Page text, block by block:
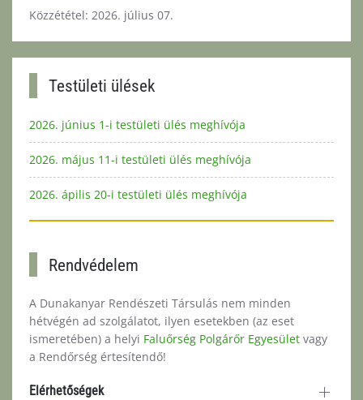
Közzététel: 2026. július 07.
Testületi ülések
2026. június 1-i testületi ülés meghívója
2026. május 11-i testületi ülés meghívója
2026. ápilis 20-i testületi ülés meghívója
Rendvédelem
A Dunakanyar Rendészeti Társulás nem minden
hétvégén ad szolgálatot, ilyen esetekben (az eset
ismeretében) a helyi Faluőrség Polgárőr Egyesület vagy
a Rendőrség értesítendő!
Elérhetőségek